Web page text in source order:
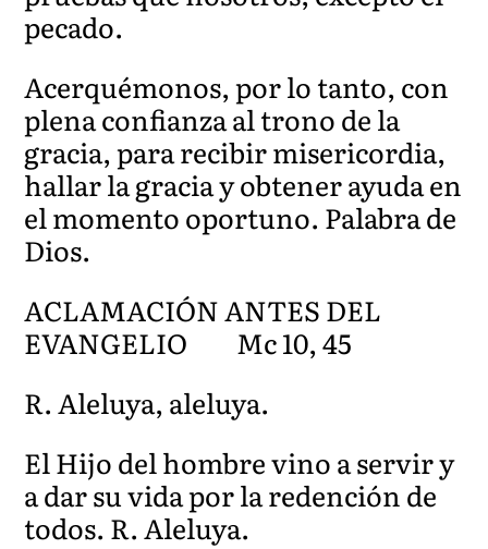
pecado.
Acerquémonos, por lo tanto, con
plena confianza al trono de la
gracia, para recibir misericordia,
hallar la gracia y obtener ayuda en
el momento oportuno. Palabra de
Dios.
ACLAMACIÓN ANTES DEL
EVANGELIO Mc 10, 45
R. Aleluya, aleluya.
El Hijo del hombre vino a servir y
a dar su vida por la redención de
todos. R. Aleluya.